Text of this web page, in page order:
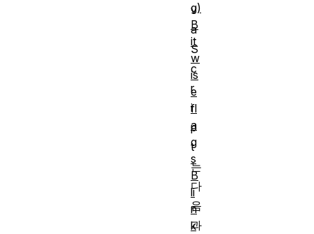
v
a
S
c
r
i
p
t
는
다
음
과
g)
B
it
w
is
e
fl
a
g
s
B
li
n
k